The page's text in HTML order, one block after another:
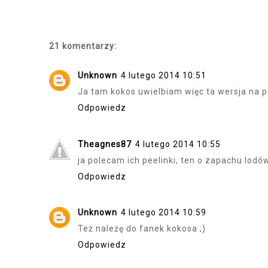
21 komentarzy:
Unknown 4 lutego 2014 10:51
Ja tam kokos uwielbiam więc ta wersja na
Odpowiedz
Theagnes87 4 lutego 2014 10:55
ja polecam ich peelinki, ten o zapachu
Odpowiedz
Unknown 4 lutego 2014 10:59
Też należę do fanek kokosa ;)
Odpowiedz